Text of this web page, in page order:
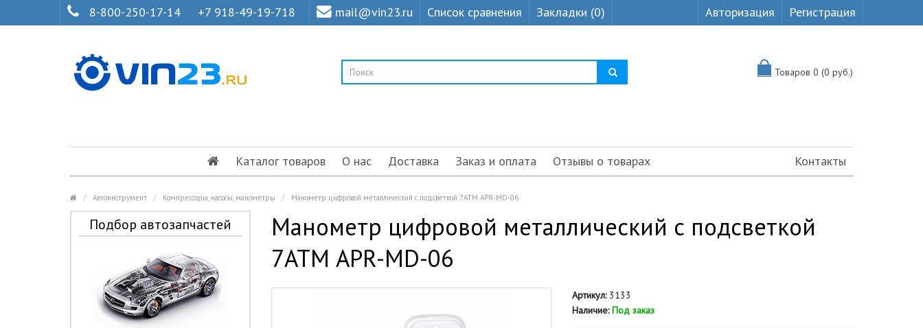
8-800-250-17-14 +7 918-49-19-718 mail@vin23.ru Список сравнения Закладки (0) Авторизация Регистрация
Товаров 0 (0 руб.)
Каталог товаров О нас Доставка Заказ и оплата Отзывы о товарах Контакты
Автоинструмент Компрессоры, насосы, манометры Манометр цифровой металлический с подсветкой 7АТМ APR-MD-06
Подбор автозапчастей
Манометр цифровой металлический с подсветкой
7АТМ APR-MD-06
Артикул:3133
Наличие: Под заказ